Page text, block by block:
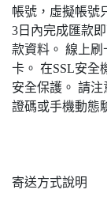
帳號，虛擬帳號
3日內完成匯款
款資料。 線上
卡。 在SSL安全
安全保護。 請
證碼或手機動態
寄送方式說明